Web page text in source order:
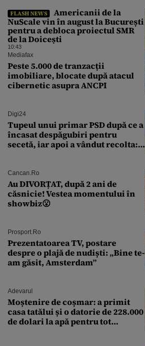
FLASH NEWS
Americanii de la
NuScale vin în august la București
pentru a debloca proiectul SMR
de la Doicești
10:43
Mediafax
Peste 5.000 de tranzacții
imobiliare, blocate după atacul
cibernetic asupra ANCPI
Digi24
Tupeul unui primar PSD după ce a
încasat despăgubiri pentru
secetă, iar apoi a vândut recolta:
Cancan.ro
Au DIVORȚAT, după 2 ani de
căsnicie! Vestea momentului în
showbiz😮
Prosport.ro
Prezentatoarea TV, postare
despre o plajă de nudiști: „Bine te-
am găsit, Amsterdam”
Adevarul
Moștenire de coșmar: a primit
casa tatălui și o datorie de 228.000
de dolari la apă pentru tot